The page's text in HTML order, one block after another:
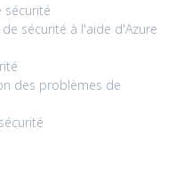
sécurité
sécurité à l'aide d'Azure
des problèmes de